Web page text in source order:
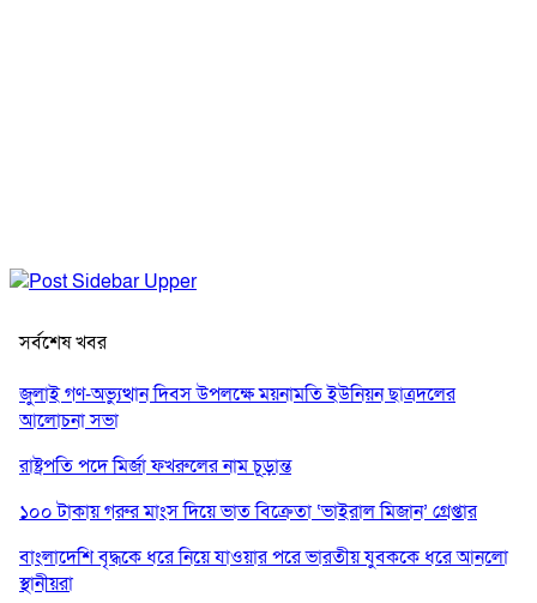
সর্বশেষ খবর
জুলাই গণ-অভ্যুত্থান দিবস উপলক্ষে ময়নামতি ইউনিয়ন ছাত্রদলের
আলোচনা সভা
রাষ্ট্রপতি পদে মির্জা ফখরুলের নাম চূড়ান্ত
১০০ টাকায় গরুর মাংস দিয়ে ভাত বিক্রেতা ‘ভাইরাল মিজান’ গ্রেপ্তার
বাংলাদেশি বৃদ্ধকে ধরে নিয়ে যাওয়ার পরে ভারতীয় যুবককে ধরে আনলো
স্থানীয়রা